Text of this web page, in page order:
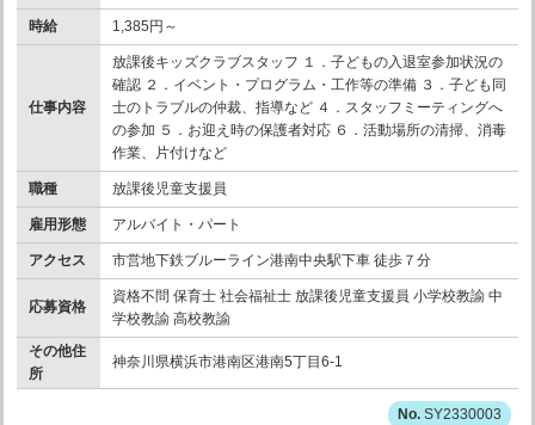
時給 1,385円～
仕事内容
放課後キッズクラブスタッフ １．子どもの入退室参加状況の
確認 ２．イベント・プログラム・工作等の準備 ３．子ども同
士のトラブルの仲裁、指導など ４．スタッフミーティングへ
の参加 ５．お迎え時の保護者対応 ６．活動場所の清掃、消毒
作業、片付けなど
職種 放課後児童支援員
雇用形態 アルバイト・パート
アクセス 市営地下鉄ブルーライン港南中央駅下車 徒歩７分
応募資格
資格不問 保育士 社会福祉士 放課後児童支援員 小学校教諭 中
学校教諭 高校教諭
その他住
所
神奈川県横浜市港南区港南5丁目6-1
SY2330003